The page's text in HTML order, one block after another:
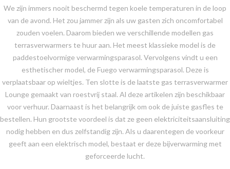
We zijn immers nooit beschermd tegen koele temperaturen in de loop
van de avond. Het zou jammer zijn als uw gasten zich oncomfortabel
zouden voelen. Daarom bieden we verschillende modellen gas
terrasverwarmers te huur aan. Het meest klassieke model is de
paddestoelvormige verwarmingsparasol. Vervolgens vindt u een
esthetischer model, de Fuego verwarmingsparasol. Deze is
verplaatsbaar op wieltjes. Ten slotte is de laatste gas terrasverwarmer
Lounge gemaakt van roestvrij staal. Al deze artikelen zijn beschikbaar
voor verhuur. Daarnaast is het belangrijk om ook de juiste gasfles te
bestellen. Hun grootste voordeel is dat ze geen elektriciteitsaansluiting
nodig hebben en dus zelfstandig zijn. Als u daarentegen de voorkeur
geeft aan een elektrisch model, bestaat er deze bijverwarming met
geforceerde lucht.